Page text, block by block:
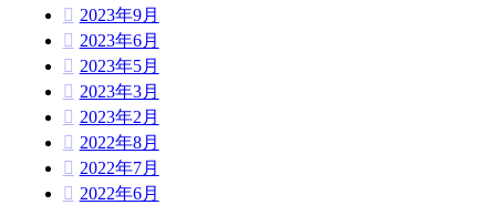
2023年9月
2023年6月
2023年5月
2023年3月
2023年2月
2022年8月
2022年7月
2022年6月